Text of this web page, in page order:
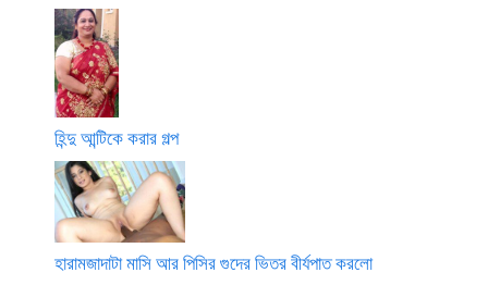
হিন্দু আন্টিকে করার গল্প
হারামজাদাটা মাসি আর পিসির গুদের ভিতর বীর্যপাত করলো